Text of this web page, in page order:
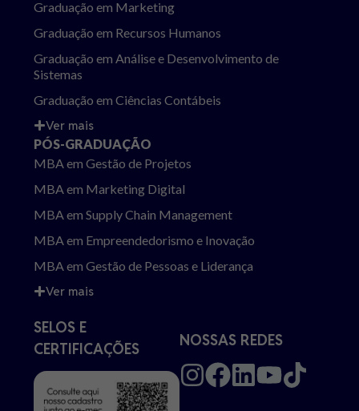
Graduação em Marketing
Graduação em Recursos Humanos
Graduação em Análise e Desenvolvimento de
Sistemas
Graduação em Ciências Contábeis
Ver mais
PÓS-GRADUAÇÃO
MBA em Gestão de Projetos
MBA em Marketing Digital
MBA em Supply Chain Management
MBA em Empreendedorismo e Inovação
MBA em Gestão de Pessoas e Liderança
Ver mais
SELOS E
CERTIFICAÇÕES
NOSSAS REDES